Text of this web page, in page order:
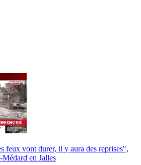
feux vont durer, il y aura des reprises",
en Jalles